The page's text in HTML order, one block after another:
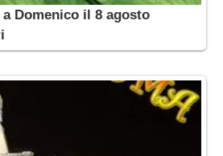
Domenico il 8 agosto